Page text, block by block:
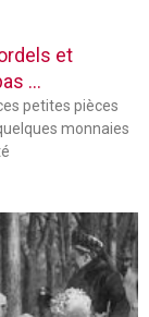
et
…
petites pièces
monnaies